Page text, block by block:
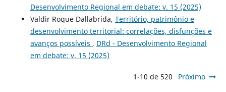
Desenvolvimento Regional em debate: v. 15 (2025)
Valdir Roque Dallabrida, Território, patrimônio e
desenvolvimento territorial: correlações, disfunções e
avanços possíveis , DRd - Desenvolvimento Regional
em debate: v. 15 (2025)
1-10 de 520 Próximo